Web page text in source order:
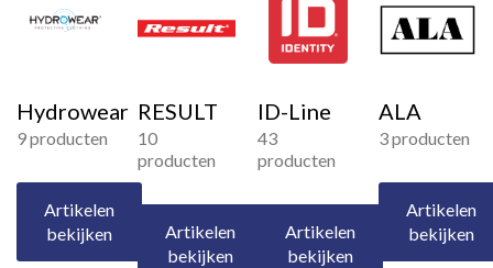
Hydrowear
9 producten
Artikelen
bekijken
RESULT
10
producten
Artikelen
bekijken
ID-Line
43
producten
Artikelen
bekijken
ALA
3 producten
Artikelen
bekijken